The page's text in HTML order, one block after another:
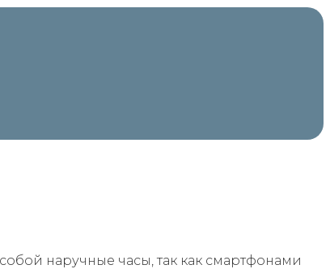
наручные часы, так как смартфонами